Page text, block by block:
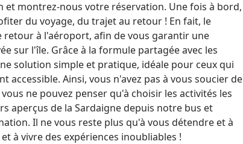
et montrez-nous votre réservation. Une fois à bord,
du voyage, du trajet au retour ! En fait, le
à l'aéroport, afin de vous garantir une
sur l'île. Grâce à la formule partagée avec les
solution simple et pratique, idéale pour ceux qui
accessible. Ainsi, vous n'avez pas à vous soucier de
ne pouvez penser qu'à choisir les activités les
aperçus de la Sardaigne depuis notre bus et
Il ne vous reste plus qu'à vous détendre et à
à vivre des expériences inoubliables !